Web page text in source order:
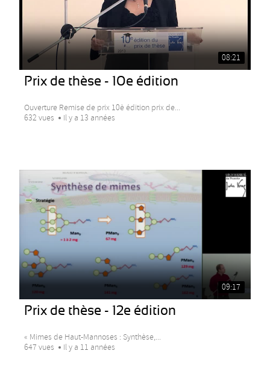
08:21
Prix de thèse - 10e édition
Ouverture Remise de prix 10è édition prix de...
632 vues
Il y a 13 années
09:17
Prix de thèse - 12e édition
« Mimes de Haut-Mannoses : Synthèse,...
647 vues
Il y a 11 années